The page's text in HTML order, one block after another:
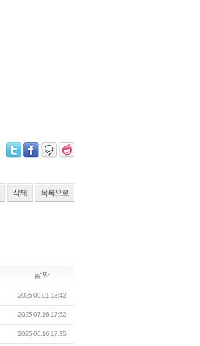
삭제 목록으로
날짜
2025.09.01 13:43
2025.07.16 17:52
2025.06.16 17:35